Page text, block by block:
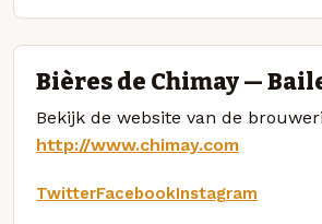
Bières de Chimay —
Bekijk de website van de
http://www.chimay.com
TwitterFacebookInstagram